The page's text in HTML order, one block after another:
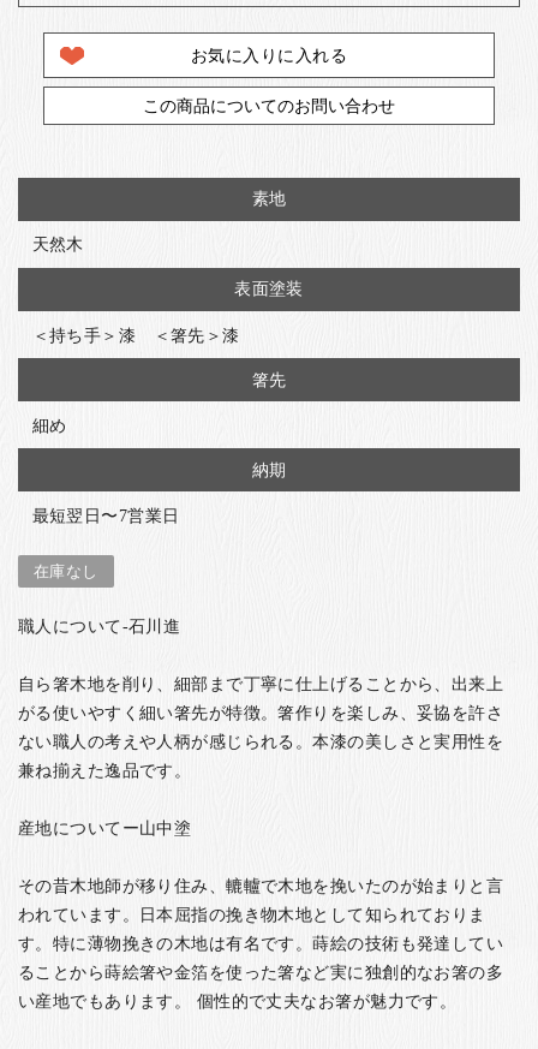
お気に入りに入れる
この商品についてのお問い合わせ
素地
天然木
表面塗装
＜持ち手＞漆 ＜箸先＞漆
箸先
細め
納期
最短翌日〜7営業日
在庫なし
職人について-石川進
自ら箸木地を削り、細部まで丁寧に仕上げることから、出来上
がる使いやすく細い箸先が特徴。箸作りを楽しみ、妥協を許さ
ない職人の考えや人柄が感じられる。本漆の美しさと実用性を
兼ね揃えた逸品です。
産地についてー山中塗
その昔木地師が移り住み、轆轤で木地を挽いたのが始まりと言
われています。日本屈指の挽き物木地として知られておりま
す。特に薄物挽きの木地は有名です。蒔絵の技術も発達してい
ることから蒔絵箸や金箔を使った箸など実に独創的なお箸の多
い産地でもあります。 個性的で丈夫なお箸が魅力です。